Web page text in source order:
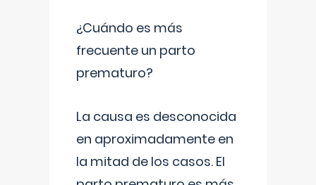
¿Cuándo es más
frecuente un parto
prematuro?
La causa es desconocida
en aproximadamente en
la mitad de los casos. El